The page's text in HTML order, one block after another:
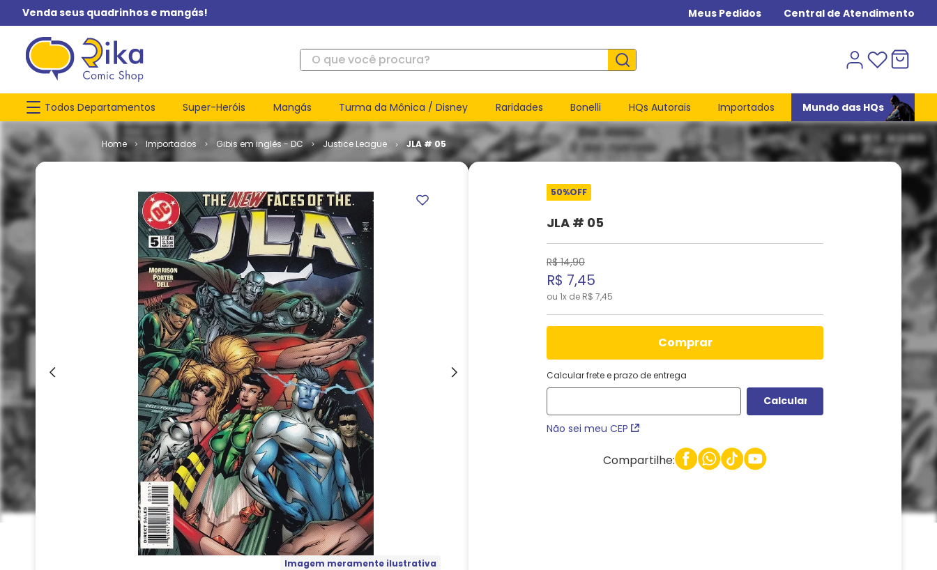
Venda seus quadrinhos e mangás! Meus Pedidos Central de Atendimento
O que você procura?
Todos Departamentos Super-Heróis Mangás Turma da Mônica / Disney Raridades Bonelli HQs Autorais Importados Mundo das HQs
Importados Gibis em inglês - DC Justice League JLA # 05
Imagem meramente ilustrativa
50%OFF
JLA # 05
R$ 14,90
R$ 7,45
ou 1x de R$ 7,45
comprar
Calcular frete e prazo de entrega
Não sei meu CEP
Compartilhe: